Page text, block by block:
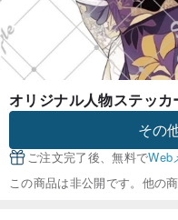
オリジナル人物ステッ
その
ご注文完了後、無料でWeb
この商品は非公開です。他の